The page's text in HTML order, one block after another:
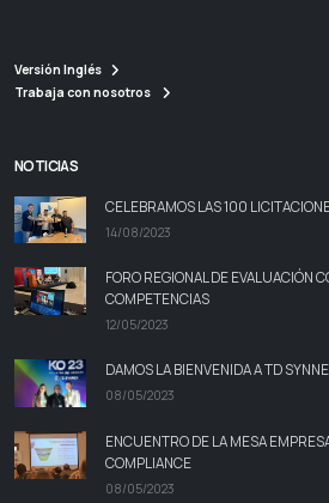
Versión Inglés
Trabaja con nosotros
NOTICIAS
CELEBRAMOS LAS 100
14/08/2023
FORO REGIONAL DE EVALUACIÓN
COMPETENCIAS
12/05/2023
DAMOS LA BIENVENIDA A TD SYNNE
08/05/2023
ENCUENTRO DE LA MESA
COMPLIANCE
08/05/2023